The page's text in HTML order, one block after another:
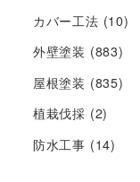
カバー工法 (10)
外壁塗装 (883)
屋根塗装 (835)
植栽伐採 (2)
防水工事 (14)